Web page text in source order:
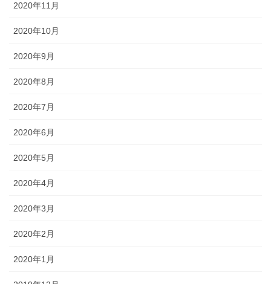
2020年11月
2020年10月
2020年9月
2020年8月
2020年7月
2020年6月
2020年5月
2020年4月
2020年3月
2020年2月
2020年1月